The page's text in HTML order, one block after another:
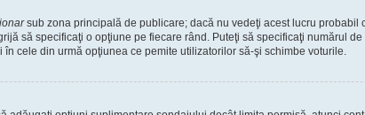
sub zona principală de publicare; dacă nu vedeţi acest lucru probabil
să specificaţi o opţiune pe fiecare rând. Puteţi să specificaţi numărul
cele din urmă opţiunea ce pemite utilizatorilor să-şi schimbe voturile.